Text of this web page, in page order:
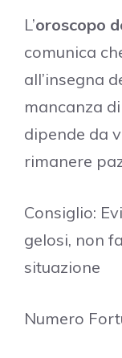
L’oroscopo
comunica
all’insegna
mancanza
dipende da
rimanere
Consiglio:
gelosi, non
situazione
Numero